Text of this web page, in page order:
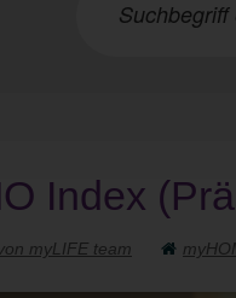
Index
myLIFE team